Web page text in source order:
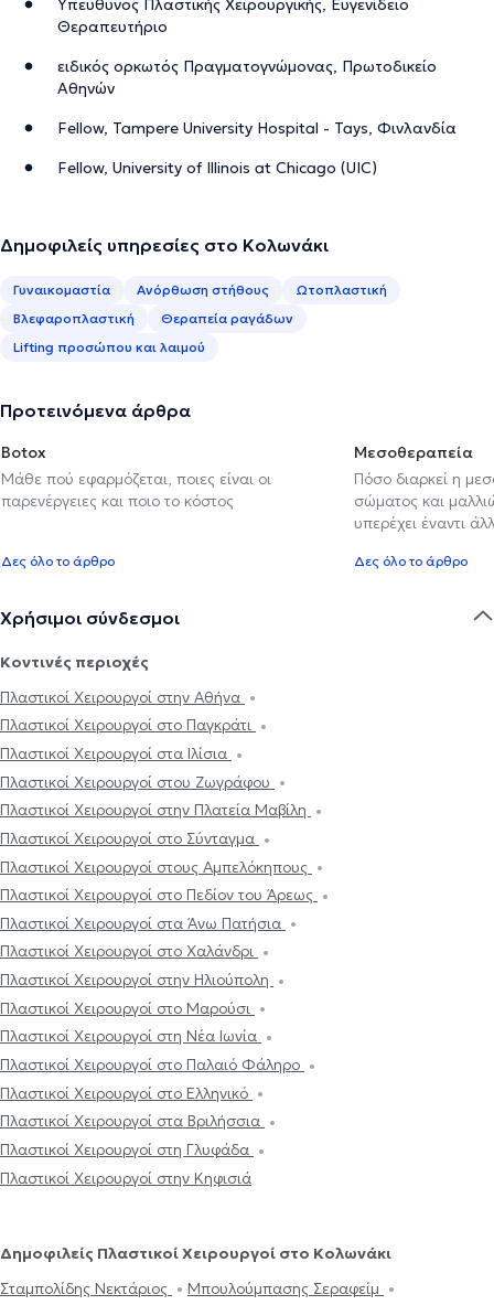
Υπεύθυνος Πλαστικής Χειρουργικής, Ευγενίδειο
Θεραπευτήριο
ειδικός ορκωτός Πραγματογνώμονας, Πρωτοδικείο
Αθηνών
Fellow, Tampere University Hospital - Tays, Φινλανδία
Fellow, University of Illinois at Chicago (UIC)
Δημοφιλείς υπηρεσίες στο Κολωνάκι
Γυναικομαστία Ανόρθωση στήθους
Ωτοπλαστική
Βλεφαροπλαστική
Θεραπεία ραγάδων
Lifting προσώπου και λαιμού
Προτεινόμενα άρθρα
Botox
Μάθε πού εφαρμόζεται, ποιες είναι οι
παρενέργειες και ποιο το κόστος
Δες όλο το άρθρο
Μεσοθεραπεία
Πόσο διαρκεί η
σώματος και
υπερέχει έναντι
Δες όλο το άρθρο
Χρήσιμοι σύνδεσμοι
Κοντινές περιοχές
Πλαστικοί Χειρουργοί στην Αθήνα
Πλαστικοί Χειρουργοί στο Παγκράτι
Πλαστικοί Χειρουργοί στα Ιλίσια
Πλαστικοί Χειρουργοί στου Ζωγράφου
Πλαστικοί Χειρουργοί στην Πλατεία Μαβίλη
Πλαστικοί Χειρουργοί στο Σύνταγμα
Πλαστικοί Χειρουργοί στους Αμπελόκηπους
Πλαστικοί Χειρουργοί στο Πεδίον του Άρεως
Πλαστικοί Χειρουργοί στα Άνω Πατήσια
Πλαστικοί Χειρουργοί στο Χαλάνδρι
Πλαστικοί Χειρουργοί στην Ηλιούπολη
Πλαστικοί Χειρουργοί στο Μαρούσι
Πλαστικοί Χειρουργοί στη Νέα Ιωνία
Πλαστικοί Χειρουργοί στο Παλαιό Φάληρο
Πλαστικοί Χειρουργοί στο Ελληνικό
Πλαστικοί Χειρουργοί στα Βριλήσσια
Πλαστικοί Χειρουργοί στη Γλυφάδα
Πλαστικοί Χειρουργοί στην Κηφισιά
Δημοφιλείς Πλαστικοί Χειρουργοί στο Κολωνάκι
Σταμπολίδης Νεκτάριος
Μπουλούμπασης Σεραφείμ